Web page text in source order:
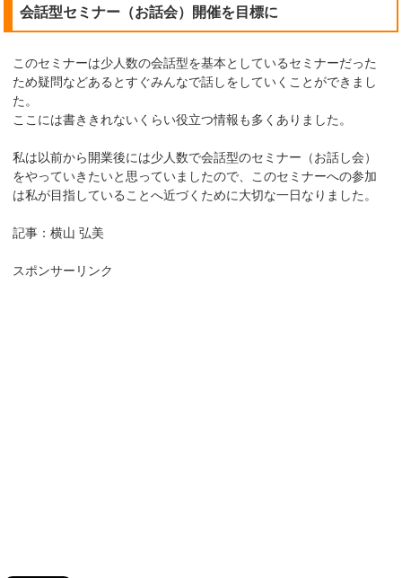
会話型セミナー（お話会）開催を目標に
このセミナーは少人数の会話型を基本としているセミナーだった
ため疑問などあるとすぐみんなで話しをしていくことができまし
た。
ここには書ききれないくらい役立つ情報も多くありました。
私は以前から開業後には少人数で会話型のセミナー（お話し会）
をやっていきたいと思っていましたので、このセミナーへの参加
は私が目指していることへ近づくために大切な一日なりました。
記事：横山 弘美
スポンサーリンク